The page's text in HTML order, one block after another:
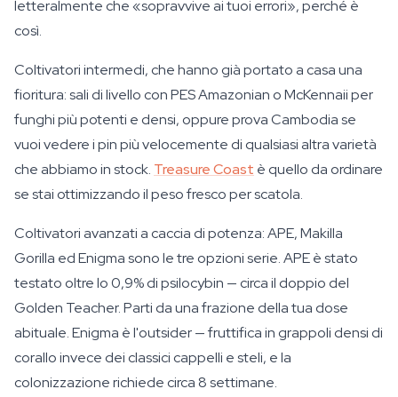
letteralmente che «sopravvive ai tuoi errori», perché è
così.
Coltivatori intermedi, che hanno già portato a casa una
fioritura: sali di livello con PES Amazonian o McKennaii per
funghi più potenti e densi, oppure prova Cambodia se
vuoi vedere i pin più velocemente di qualsiasi altra varietà
che abbiamo in stock. Treasure Coast è quello da ordinare
se stai ottimizzando il peso fresco per scatola.
Coltivatori avanzati a caccia di potenza: APE, Makilla
Gorilla ed Enigma sono le tre opzioni serie. APE è stato
testato oltre lo 0,9% di psilocybin — circa il doppio del
Golden Teacher. Parti da una frazione della tua dose
abituale. Enigma è l'outsider — fruttifica in grappoli densi di
corallo invece dei classici cappelli e steli, e la
colonizzazione richiede circa 8 settimane.